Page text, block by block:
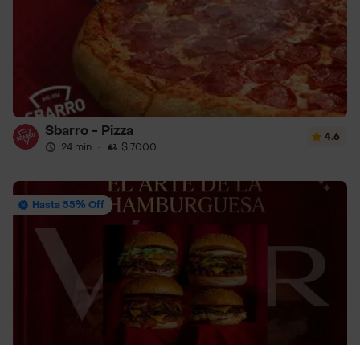
Sbarro - Pizza
24 min · $ 7000
4.6
Hasta 55% Off